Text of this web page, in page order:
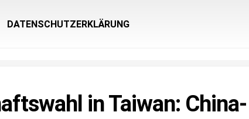
DATENSCHUTZERKLÄRUNG
in Taiwan: China-